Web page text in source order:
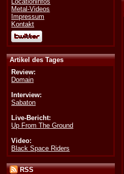
Metal-Videos
Impressum
Kontakt
Artikel des Tages
Review:
Domain
Interview:
Sabaton
Live-Bericht:
Up From The Ground
Video:
Black Space Riders
RSS